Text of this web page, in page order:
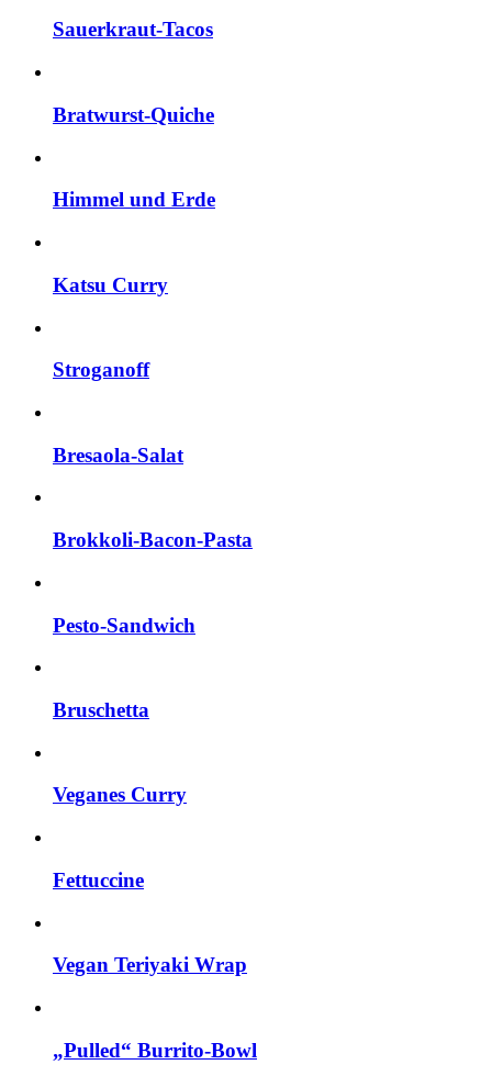
Sauerkraut-Tacos
Bratwurst-Quiche
Himmel und Erde
Katsu Curry
Stroganoff
Bresaola-Salat
Brokkoli-Bacon-Pasta
Pesto-Sandwich
Bruschetta
Veganes Curry
Fettuccine
Vegan Teriyaki Wrap
„Pulled“ Burrito-Bowl